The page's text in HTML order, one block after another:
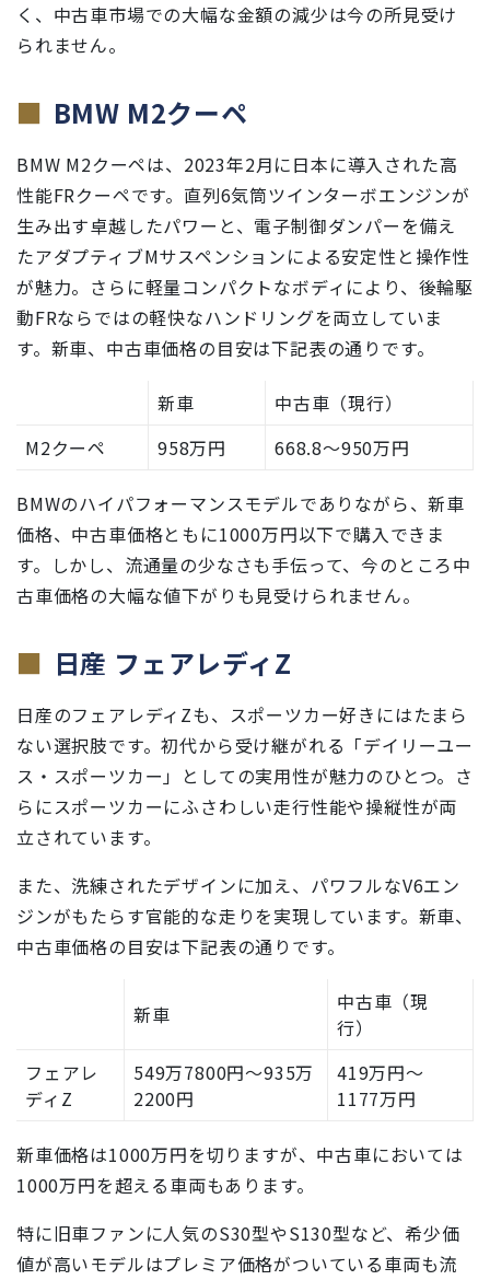
く、中古車市場での大幅な金額の減少は今の所見受け
られません。
BMW M2クーペ
BMW M2クーペは、2023年2月に日本に導入された高
性能FRクーペです。直列6気筒ツインターボエンジンが
生み出す卓越したパワーと、電子制御ダンパーを備え
たアダプティブMサスペンションによる安定性と操作性
が魅力。さらに軽量コンパクトなボディにより、後輪駆
動FRならではの軽快なハンドリングを両立していま
す。新車、中古車価格の目安は下記表の通りです。
新車
中古車（現行）
M2クーペ
958万円 668.8〜950万円
BMWのハイパフォーマンスモデルでありながら、新車
価格、中古車価格ともに1000万円以下で購入できま
す。しかし、流通量の少なさも手伝って、今のところ中
古車価格の大幅な値下がりも見受けられません。
日産 フェアレディZ
日産のフェアレディZも、スポーツカー好きにはたまら
ない選択肢です。初代から受け継がれる「デイリーユー
ス・スポーツカー」としての実用性が魅力のひとつ。さ
らにスポーツカーにふさわしい走行性能や操縦性が両
立されています。
また、洗練されたデザインに加え、パワフルなV6エン
ジンがもたらす官能的な走りを実現しています。新車、
中古車価格の目安は下記表の通りです。
新車
中古車（現
行）
フェアレ
ディZ
549万7800円〜935万
2200円
419万円〜
1177万円
新車価格は1000万円を切りますが、中古車においては
1000万円を超える車両もあります。
特に旧車ファンに人気のS30型やS130型など、希少価
値が高いモデルはプレミア価格がついている車両も流